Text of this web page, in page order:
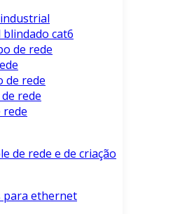
cat6
de rede
de rede
rede
rede
de rede e de criação
para ethernet